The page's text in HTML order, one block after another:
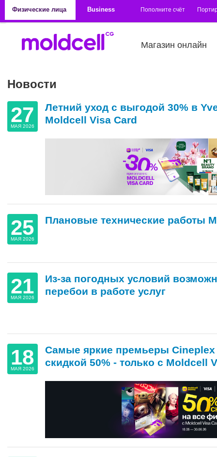
Физические лица
Business Пополните счёт
Магазин онлайн
Новости
27
МАЯ 2026
Летний уход с выгодой 30% в
Moldcell Visa Card
25
МАЯ 2026
Плановые технические работы
21
МАЯ 2026
Из-за погодных условий
перебои в работе услуг
18
МАЯ 2026
Самые яркие премьеры Cineplex
скидкой 50% - только с Moldcell
Страницы